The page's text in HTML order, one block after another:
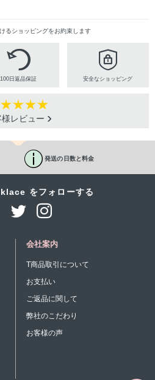
るショッピングをお約束します
100日返品保証 安全なショッピング
様レビュー
発送の日数と料金
をフォローする
会社案内
T商品取引について
お支払い
ご返品に関して
弊社のこだわり
お客様の声